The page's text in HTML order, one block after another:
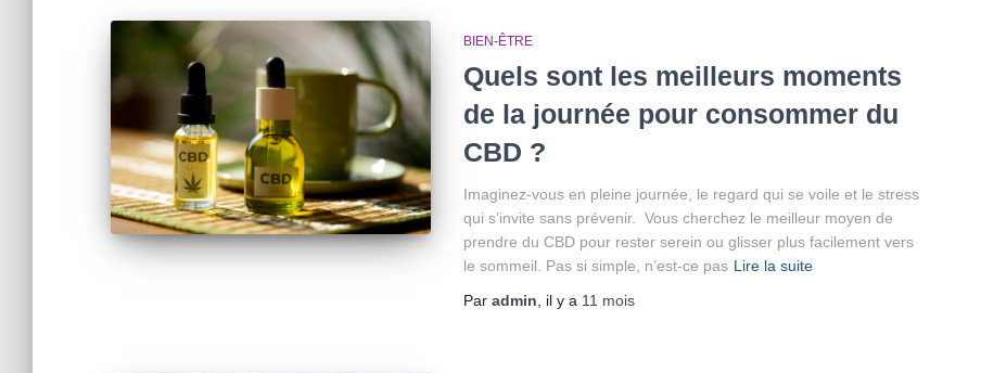
BIEN-ÊTRE
Quels sont les meilleurs moments
de la journée pour consommer du
CBD ?
Imaginez-vous en pleine journée, le regard qui se voile et le stress
qui s’invite sans prévenir. Vous cherchez le meilleur moyen de
prendre du CBD pour rester serein ou glisser plus facilement vers
le sommeil. Pas si simple, n’est-ce pas Lire la suite
Par admin , il y a 11 mois